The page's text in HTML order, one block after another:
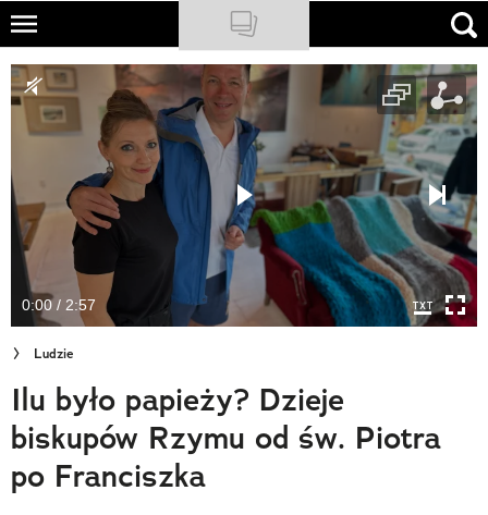
Skip
main
content
NATIONAL GEOGRAPHIC
TRAVELER
Sklep
Newsletter
Cuda Polski
Wielki Konkurs Fotograficzny
Trendbook Podróżniczy
Polecane
0:00 / 2:57
Ludzie
Ilu było papieży? Dzieje
biskupów Rzymu od św. Piotra
po Franciszka